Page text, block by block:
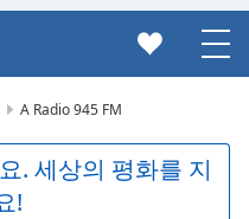
A Radio 945 FM
. 세상의 평화를 지
!